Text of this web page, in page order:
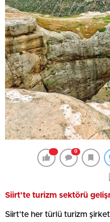
0
Siirt’te turizm sektörü
Siirt’te her türlü turizm